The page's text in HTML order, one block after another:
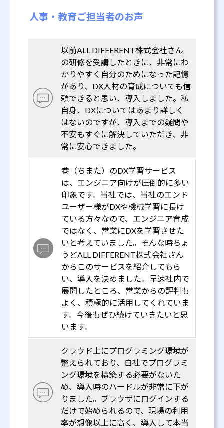
人事・教育ご担当者のお声
以前ALL DIFFERENT株式会社さん
の研修を受講したときに、非常にわ
かりやすく自分のためになった記憶
があり、DX人材の育成についても信
頼できると思い、導入しました。私
自身、DXについてはあまり詳しく
はないのですが、導入までの疑問や
不安もすぐに解決していただき、非
常に安心できました。
巷（ちまた）のDX学習サービス
は、エンジニア向けが圧倒的に多い
印象です。当社では、当社のエンド
ユーザー様がDXや機械学習に長け
ている方々なので、エンジニア育成
ではなく、営業にDXを学習させた
いと考えていました。そんな時ちょ
うどALL DIFFERENT株式会社さん
からこのサービスを紹介してもら
い、導入を決めました。早速社内で
展開したところ、営業からの評判も
よく、積極的に活用してくれていま
す。今後もぜひ続けていきたいと思
います。
クラウド上にプログラミング環境が
整えられており、自社でプログラミ
ング環境を構築する必要がないた
め、導入時のハードルが非常に下が
りました。ブラウザにログインする
だけで始められるので、現場の利用
率が想像以上に高く、導入して本当